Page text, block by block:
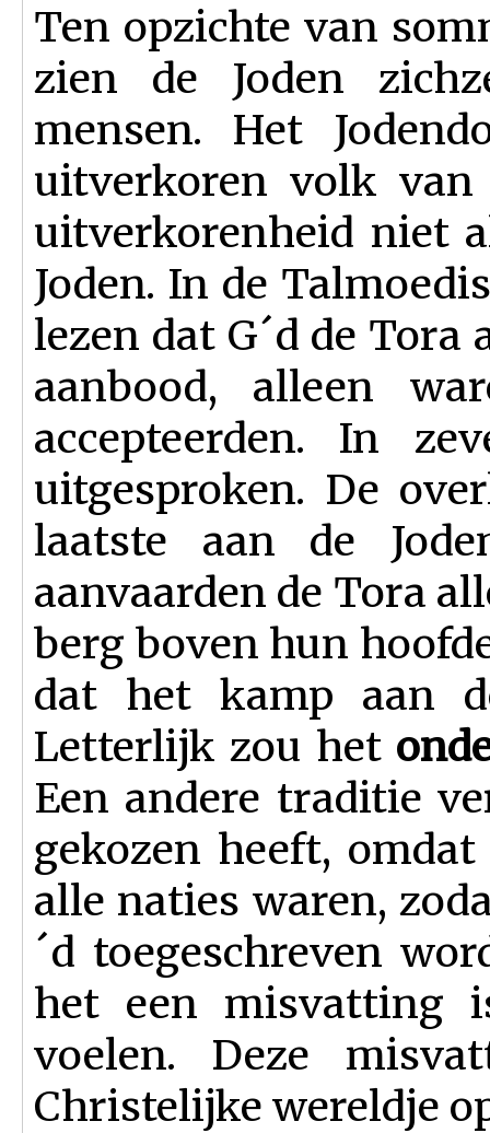
Ten opzichte van
zien de Joden
mensen. Het
uitverkoren volk van
uitverkorenheid niet
Joden. In de
lezen dat G´d de Tora
aanbood, alleen
accepteerden. In
uitgesproken. De
laatste aan de
aanvaarden de Tora
berg boven hun
dat het kamp aan
Letterlijk zou het
Een andere traditie
gekozen heeft,
alle naties waren,
´d toegeschreven
het een misvatting
voelen. Deze
Christelijke wereldje